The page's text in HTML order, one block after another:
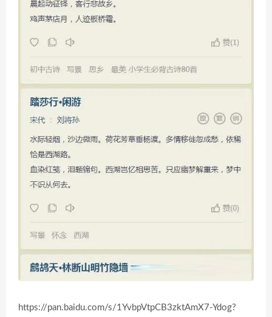
https://pan.baidu.com/s/1YvbpVtpCB3zktAmX7-Ydog?